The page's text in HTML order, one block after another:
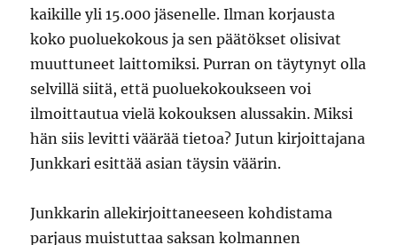
kaikille yli 15.000 jäsenelle. Ilman korjausta
koko puoluekokous ja sen päätökset olisivat
muuttuneet laittomiksi. Purran on täytynyt olla
selvillä siitä, että puoluekokoukseen voi
ilmoittautua vielä kokouksen alussakin. Miksi
hän siis levitti väärää tietoa? Jutun kirjoittajana
Junkkari esittää asian täysin väärin.
Junkkarin allekirjoittaneeseen kohdistama
parjaus muistuttaa saksan kolmannen